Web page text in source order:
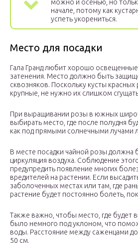
можно и осенью, но
начале, потому как
успеть укорениться.
Место для посадки
Гала Гранд любит хорошо
затенения. Место должно быть
сквозняков. Поскольку кусты красных
крупные, не нужно их слишком
При выращивании розы в южных
выбирать место, где после полудня
как под прямыми солнечными лучами
В месте посадки чайной розы должна
циркуляция воздуха. Соблюдение
предупредить появление многих
вредителей на растении. Если
заболоченных местах или там, где
растение будет постоянно болеть,
Также важно, чтобы место, где будет
было немного под уклоном, что
воды. Расстояние между саженцами
50 см.